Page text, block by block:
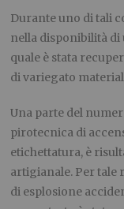
Durante uno di tali
nella disponibilità di
quale è stata
di variegato
Una parte del
pirotecnica di
etichettatura, è
artigianale. Per tale
di esplosione